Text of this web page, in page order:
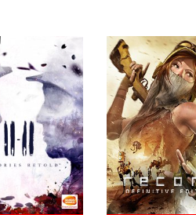
CSGO Skin
DigiTopCD
Direct Download
EA App
Epic Games
GOG.com
Nintendo Switch
Playstation
Retail
Rockstar Games
Steam
Steam Gift
Ubisoft Connect
XBOX
Xbox Play